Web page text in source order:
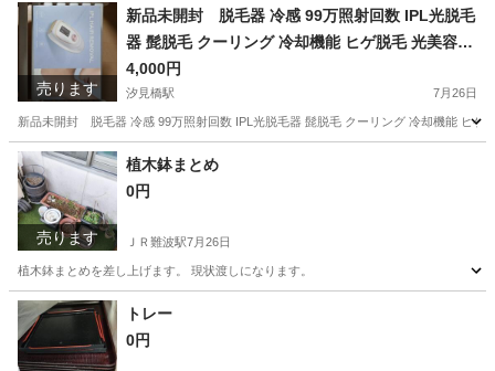
大阪 大阪市 ＪＲ難波駅 ジャケット North Face
売ります
新品未開封 脱毛器 冷感 99万照射回数 IPL光脱毛
器 髭脱毛 クーリング 冷却機能 ヒゲ脱毛 光美容器
冷感脱毛 VIO脱毛器 家庭用脱毛器 フラッシュ式
4,000円
汐見橋駅 7月26日
新品未開封 脱毛器 冷感 99万照射回数 IPL光脱毛器 髭脱毛 クーリング 冷却機能 ヒゲ
大阪 大阪市 汐見橋駅
売ります
植木鉢まとめ
0円
ＪＲ難波駅7月26日
植木鉢まとめを差し上げます。 現状渡しになります。
大阪 大阪市
トレー
0円